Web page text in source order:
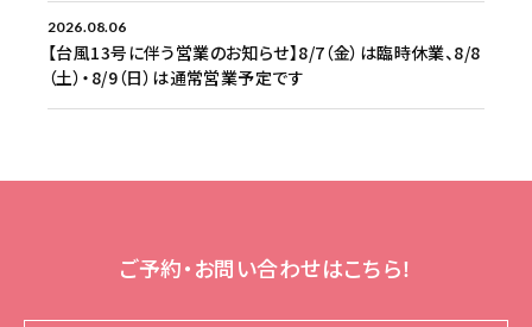
2026.08.06
【台風13号に伴う営業のお知らせ】8/7（金）は臨時休業、8/8
（土）・8/9（日）は通常営業予定です
ご予約・お問い合わせはこちら！